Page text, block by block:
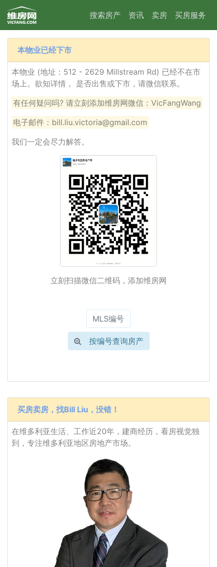
搜索房产 资讯 卖房 买房服务
本物业已经下市
本物业 (地址：512 - 2629 Millstream Rd) 已经不在市
场上。欲知详情， 是否出售或下市，请微信联系。
有任何疑问吗? 请立刻添加维房网微信：VicFangWang
电子邮件：bill.liu.victoria@gmail.com
我们一定会尽力解答。
立刻扫描微信二维码，添加维房网
按编号查询房产
买房卖房，找Bill Liu，没错！
在维多利亚生活、工作近20年，建商经历，看房视觉独
到，专注维多利亚地区房地产市场。